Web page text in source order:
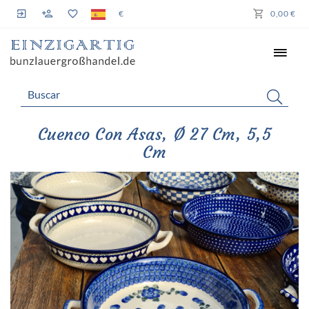
€ 0,00 €
Cuenco Con Asas, Ø 27 Cm, 5,5
Cm